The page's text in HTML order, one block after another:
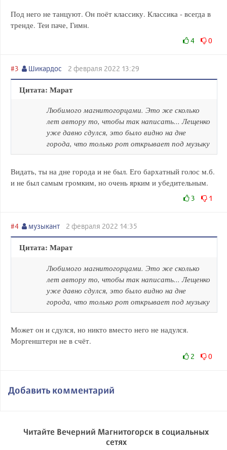
Под него не танцуют. Он поёт классику. Классика - всегда в
тренде. Теи паче, Гимн.
4 0
#3 Шикардос 2 февраля 2022 13:29
Цитата: Марат
Любимого магнитогорцами. Это же сколько
лет автору то, чтобы так написать... Лещенко
уже давно сдулся, это было видно на дне
города, что только рот открывает под музыку
Видать, ты на дне города и не был. Его бархатный голос м.б.
и не был самым громким, но очень ярким и убедительным.
3 1
#4 музыкант 2 февраля 2022 14:35
Цитата: Марат
Любимого магнитогорцами. Это же сколько
лет автору то, чтобы так написать... Лещенко
уже давно сдулся, это было видно на дне
города, что только рот открывает под музыку
Может он и сдулся, но никто вместо него не надулся.
Моргенштерн не в счёт.
2 0
Добавить комментарий
Читайте Вечерний Магнитогорск в социальных
сетях